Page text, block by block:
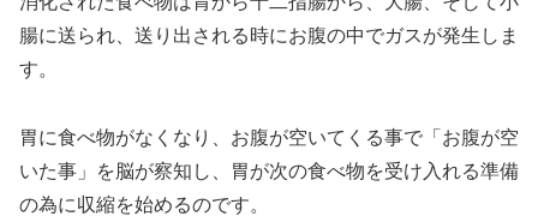
腸に送られ、送り出される時にお腹の中でガスが発生しま
す。
胃に食べ物がなくなり、お腹が空いてくる事で「お腹が空
いた事」を脳が察知し、胃が次の食べ物を受け入れる準備
の為に収縮を始めるのです。